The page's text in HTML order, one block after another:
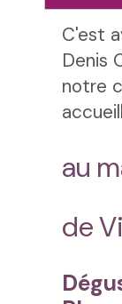
C'est
Denis
notre
au
de